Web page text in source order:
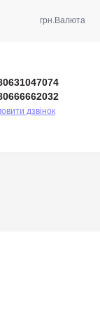
грн.Валюта
дзвінок